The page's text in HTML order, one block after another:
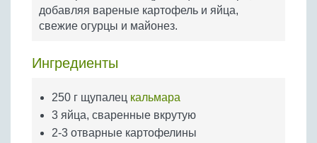
Бобовые
Яйца
добавляя вареные картофель и яйца,
свежие огурцы и майонез.
Ингредиенты
250 г щупалец кальмара
3 яйца, сваренные вкрутую
2-3 отварные картофелины